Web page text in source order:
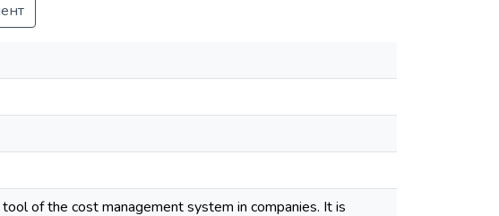
of the cost management system in companies. It is